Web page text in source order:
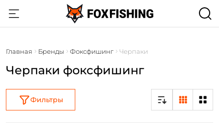
Главная Бренды Фоксфишинг Черпаки
Черпаки фоксфишинг
Фильтры